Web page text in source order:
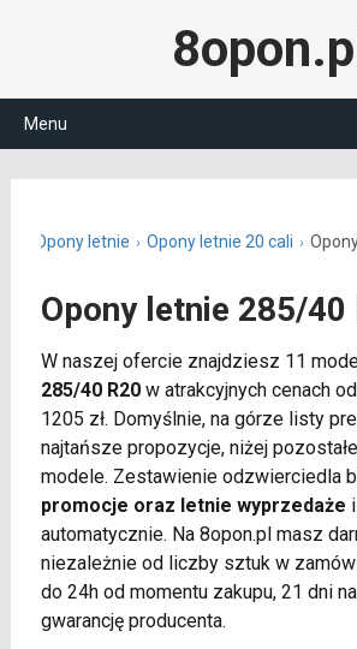
8opon.pl
Menu
Opony letnie Opony letnie 20 cali
Opony letnie 285/40
W naszej ofercie znajdziesz 11
285/40 R20w atrakcyjnych cenach
1205 zł. Domyślnie, na górze listy
najtańsze propozycje, niżej
modele. Zestawienie odzwierciedla
promocje oraz letnie wyprzedaże
automatycznie. Na 8opon.pl masz
niezależnie od liczby sztuk w
do 24h od momentu zakupu, 21 dni
gwarancję producenta.